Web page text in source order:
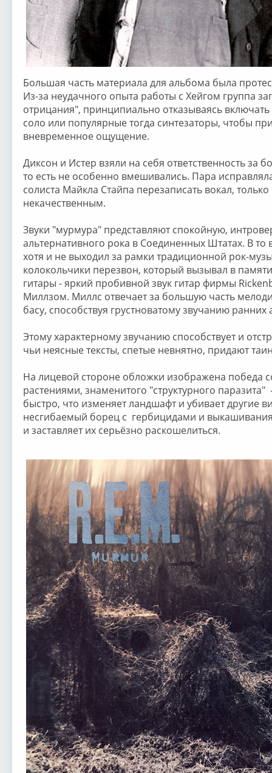
Большая часть материала для альбома была
Из-за неудачного опыта работы с Хейгом группа
отрицания", принципиально отказываясь
соло или популярные тогда синтезаторы, чтобы
вневременное ощущение.
Диксон и Истер взяли на себя ответственность за
то есть не особенно вмешивались. Пара
солиста Майкла Стайпа перезаписать вокал,
некачественным.
Звуки "мурмура" представляют спокойную,
альтернативного рока в Соединенных Штатах. В
хотя и не выходил за рамки традиционной рок-
колокольчики перезвон, который вызывал в
гитары - яркий пробивной звук гитар фирмы
Миллзом. Миллс отвечает за большую часть
басу, способствуя грустноватому звучанию ранних
Этому характерному звучанию способствует и
чьи неясные тексты, спетые невнятно, придают
На лицевой стороне обложки изображена победа
растениями, знаменитого "структурного паразита"
быстро, что изменяет ландшафт и убивает другие
несгибаемый борец с гербицидами и
и заставляет их серьёзно раскошелиться.